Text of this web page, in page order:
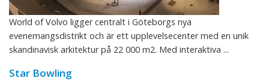
World of Volvo ligger centralt i Göteborgs nya
evenemangsdistrikt och är ett upplevelsecenter med en unik
skandinavisk arkitektur på 22 000 m2. Med interaktiva ...
Star Bowling